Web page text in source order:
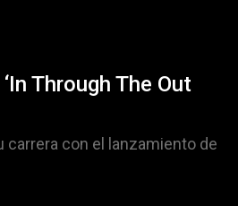
Through The Out
carrera con el lanzamiento de